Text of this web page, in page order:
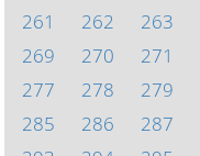
261
262 263
269
270 271
277
278 279
285
286 287